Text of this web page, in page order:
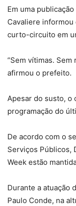
Em uma
Cavaliere
curto-circuito em
“Sem vítimas. Sem
afirmou o prefeito.
Apesar do susto, o
programação do
De acordo com o
Serviços Públicos,
Week estão
Durante a atuação
Paulo Conde, na